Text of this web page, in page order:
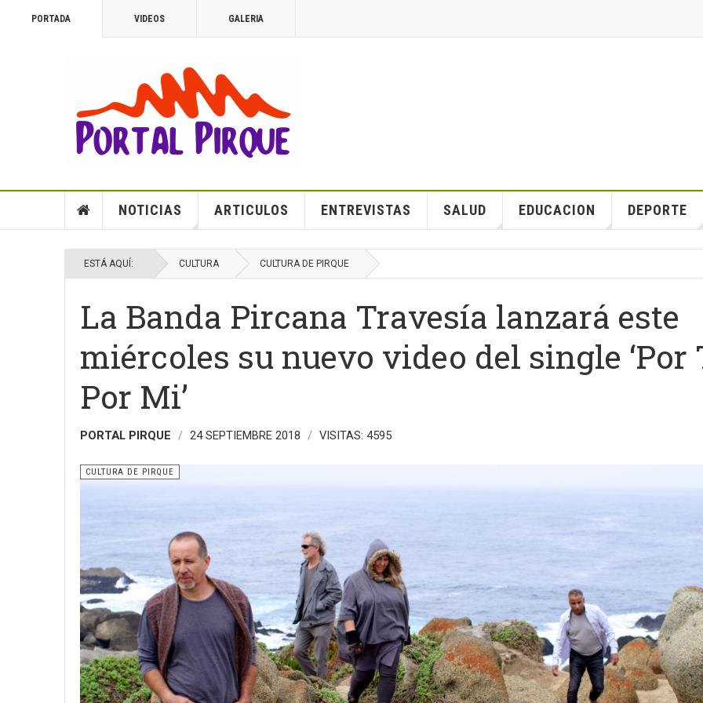
PORTADA VIDEOS GALERIA
NOTICIAS ARTICULOS ENTREVISTAS SALUD EDUCACION DEPORTE
ESTÁ AQUÍ: CULTURA CULTURA DE PIRQUE
La Banda Pircana Travesía lanzará este
miércoles su nuevo video del single ‘Por
Por Mi’
PORTAL PIRQUE 24 SEPTIEMBRE 2018 VISITAS: 4595
CULTURA DE PIRQUE